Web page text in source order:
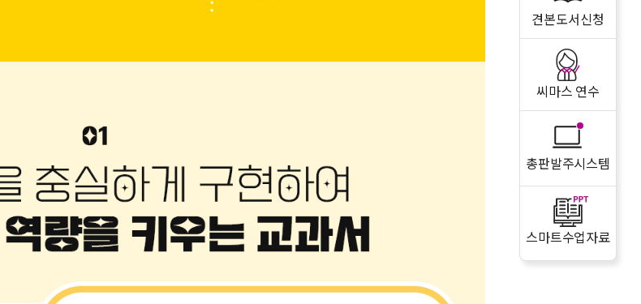
견본도서신청
씨마스 연수
총판발주시스템
스마트수업자료